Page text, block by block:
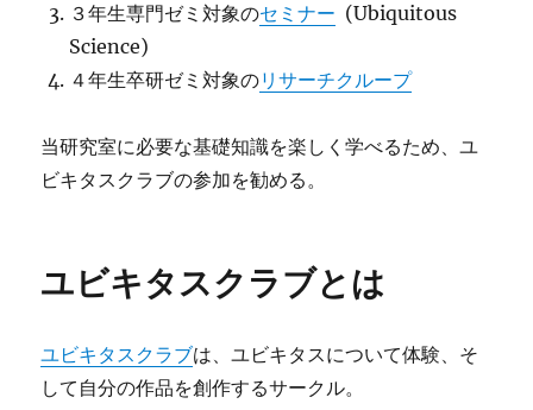
３年生専門ゼミ対象のセミナー (Ubiquitous
Science)
４年生卒研ゼミ対象のリサーチクループ
当研究室に必要な基礎知識を楽しく学べるため、ユ
ビキタスクラブの参加を勧める。
ユビキタスクラブとは
ユビキタスクラブは、ユビキタスについて体験、そ
して自分の作品を創作するサークル。